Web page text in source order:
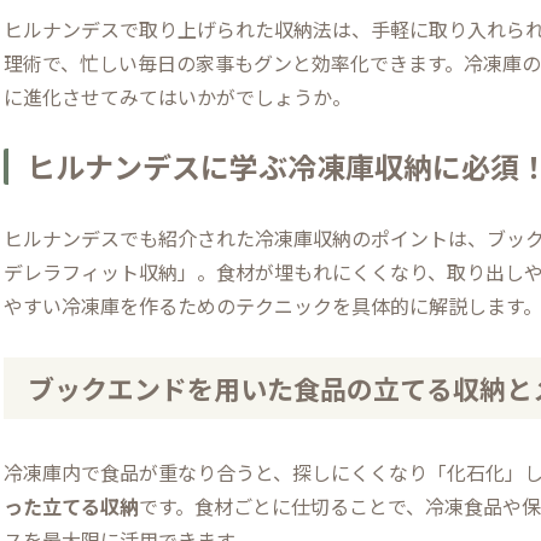
ヒルナンデスで取り上げられた収納法は、手軽に取り入れ
理術で、忙しい毎日の家事もグンと効率化できます。冷凍
に進化させてみてはいかがでしょうか。
ヒルナンデスに学ぶ冷凍庫収納に必
ヒルナンデスでも紹介された冷凍庫収納のポイントは、ブ
デレラフィット収納」。食材が埋もれにくくなり、取り出
やすい冷凍庫を作るためのテクニックを具体的に解説します
ブックエンドを用いた食品の立てる収納
冷凍庫内で食品が重なり合うと、探しにくくなり「化石化」
った立てる収納です。食材ごとに仕切ることで、冷凍食品や